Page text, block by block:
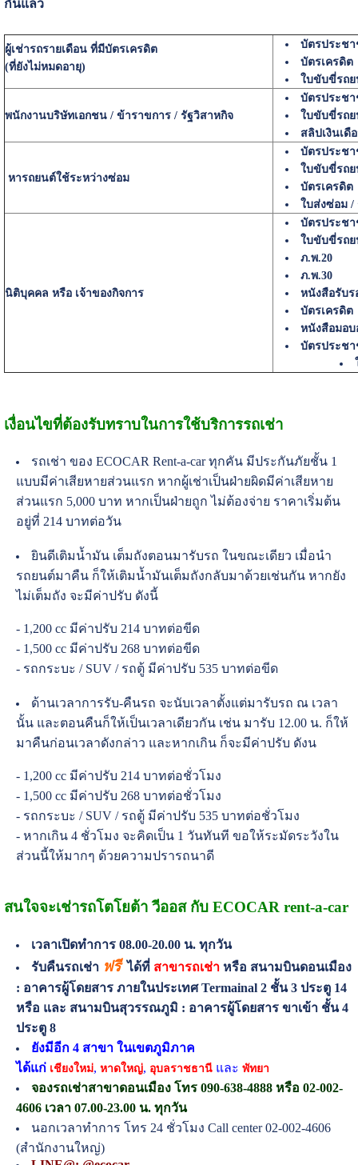
กันแล้ว
ผู้เช่ารถรายเดือน ที่มีบัตรเครดิต
(ที่ยังไม่หมดอายุ)
บัตรประช
บัตรเครดิต
ใบขับขี่รถ
พนักงานบริษัทเอกชน / ข้าราขการ / รัฐวิสาหกิจ
บัตรประช
ใบขับขี่รถ
สลิปเงินเดื
หารถยนต์ใช้ระหว่างซ่อม
บัตรประช
ใบขับขี่รถ
บัตรเครดิต
ใบส่งซ่อม
นิติบุคคล หรือ เจ้าของกิจการ
บัตรประช
ใบขับขี่รถ
ภ.พ.20
ภ.พ.30
หนังสือรับร
บัตรเครดิต
หนังสือมอ
บัตรประช
เงื่อนไขที่ต้องรับทราบในการใช้บริการรถเช่า
รถเช่า ของ ECOCAR Rent-a-car ทุกคัน มีประกันภัยชั้น 1
แบบมีค่าเสียหายส่วนแรก หากผู้เช่าเป็นฝ่ายผิดมีค่าเสียหาย
ส่วนแรก 5,000 บาท หากเป็นฝ่ายถูก ไม่ต้องจ่าย ราคาเริ่มต้น
อยู่ที่ 214 บาทต่อวัน
ยินดีเติมน้ำมัน เต็มถังตอนมารับรถ ในขณะเดียว เมื่อนำ
รถยนต์มาคืน ก็ให้เติมน้ำมันเต็มถังกลับมาด้วยเช่นกัน หากยัง
ไม่เต็มถัง จะมีค่าปรับ ดังนี้
- 1,200 cc มีค่าปรับ 214 บาทต่อขีด
- 1,500 cc มีค่าปรับ 268 บาทต่อขีด
- รถกระบะ / SUV / รถตู้ มีค่าปรับ 535 บาทต่อขีด
ด้านเวลาการรับ-คืนรถ จะนับเวลาตั้งแต่มารับรถ ณ เวลา
นั้น และตอนคืนก็ให้เป็นเวลาเดียวกัน เช่น มารับ 12.00 น. ก็ให้
มาคืนก่อนเวลาดังกล่าว และหากเกิน ก็จะมีค่าปรับ ดังน
- 1,200 cc มีค่าปรับ 214 บาทต่อชั่วโมง
- 1,500 cc มีค่าปรับ 268 บาทต่อชั่วโมง
- รถกระบะ / SUV / รถตู้ มีค่าปรับ 535 บาทต่อชั่วโมง
- หากเกิน 4 ชั่วโมง จะคิดเป็น 1 วันทันที ขอให้ระมัดระวังใน
ส่วนนี้ให้มากๆ ด้วยความปรารถนาดี
สนใจจะเช่ารถโตโยต้า วีออส กับ ECOCAR rent-a-car
เวลาเปิดทำการ 08.00-20.00 น. ทุกวัน
รับคืนรถเช่า ฟรีได้ที่ สาขารถเช่าหรือ สนามบินดอนเมือง
: อาคารผู้โดยสาร ภายในประเทศ Termainal 2 ชั้น 3 ประตู 14
หรือ และ สนามบินสุวรรณภูมิ : อาคารผู้โดยสาร ขาเข้า ชั้น 4
ประตู 8
ยังมีอีก 4 สาขา ในเขตภูมิภาค
ได้แก่ เชียงใหม่, หาดใหญ่, อุบลราชธานีและ พัทยา
จองรถเช่าสาขาดอนเมือง โทร 090-638-4888 หรือ 02-002-
4606 เวลา 07.00-23.00 น. ทุกวัน
นอกเวลาทำการ โทร 24 ชั่วโมง Call center 02-002-4606
(สำนักงานใหญ่)